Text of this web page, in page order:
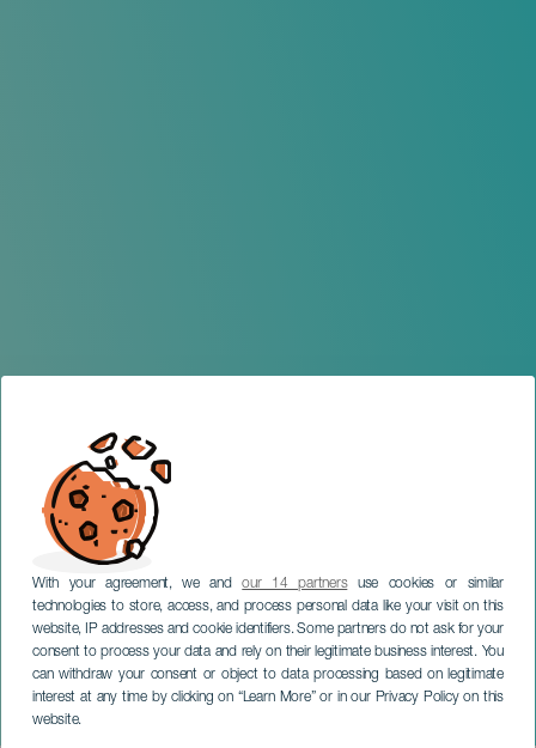
With your agreement, we andour 14 partnersuse cookies or similar
technologies to store, access, and process personal data like your visit on this
website, IP addresses and cookie identifiers. Some partners do not ask for your
consent to process your data and rely on their legitimate business interest. You
can withdraw your consent or object to data processing based on legitimate
interest at any time by clicking on “Learn More” or in our Privacy Policy on this
website.Carmina Burana
GRAN CANARIA